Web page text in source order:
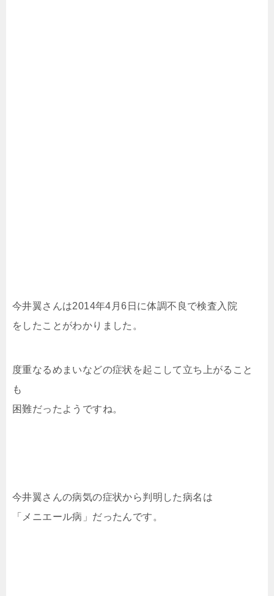
今井翼さんは2014年4月6日に体調不良で検査入院
をしたことがわかりました。
度重なるめまいなどの症状を起こして立ち上がること
も
困難だったようですね。
今井翼さんの病気の症状から判明した病名は
「メニエール病」だったんです。